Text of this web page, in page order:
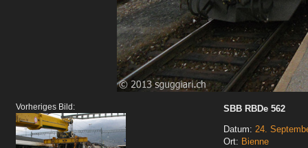
Vorheriges Bild:
SBB RBDe 562
Datum: 24.
Ort: Bienne